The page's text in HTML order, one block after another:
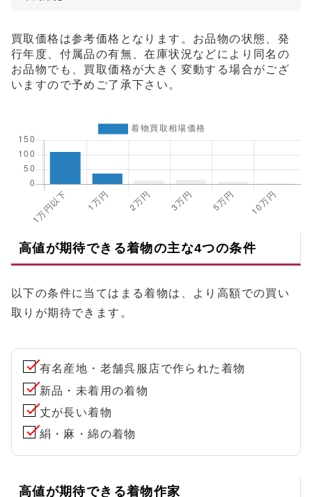
買取価格は参考価格となります。お品物の状態、発
行年度、付属品の有無、在庫状況などにより同名の
お品物でも、買取価格が大きく変動する場合がござ
いますので予めご了承下さい。
高値が期待できる着物の主な4つの条件
以下の条件に当てはまる着物は、より高額での買い
取りが期待できます。
有名産地・老舗呉服店で作られた着物
新品・未着用の着物
丈が長い着物
絹・麻・綿の着物
高値が期待できる着物作家